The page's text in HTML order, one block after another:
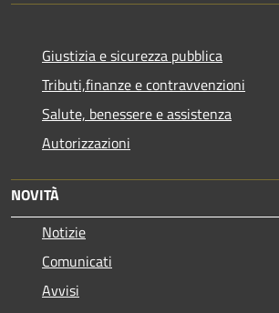
Giustizia e sicurezza pubblica
Tributi,finanze e contravvenzioni
Salute, benessere e assistenza
Autorizzazioni
NOVITÀ
Notizie
Comunicati
Avvisi